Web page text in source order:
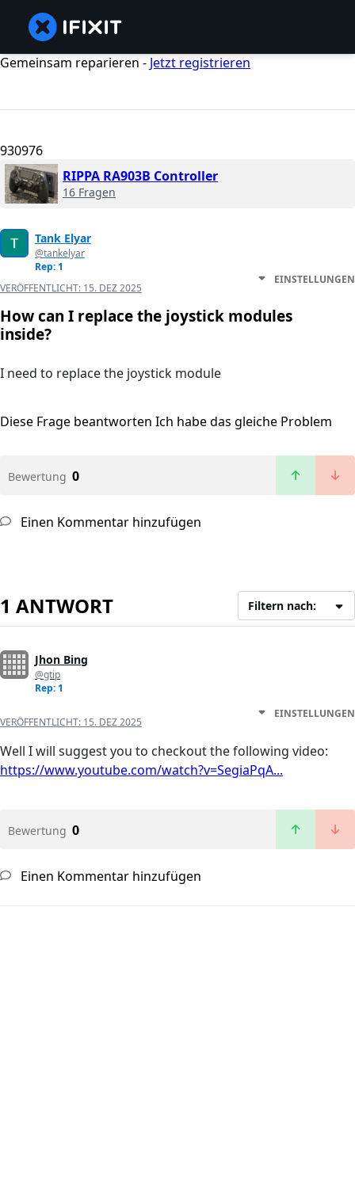
Gemeinsam reparieren - Jetzt registrieren
930976
RIPPA RA903B Controller
16 Fragen
Tank Elyar
@tankelyar
Rep: 1
VERÖFFENTLICHT: 15. DEZ 2025
EINSTELLUNGEN
How can I replace the joystick modules
inside?
I need to replace the joystick module
Diese Frage beantworten Ich habe das gleiche Problem
Bewertung 0
Einen Kommentar hinzufügen
1 ANTWORT Filtern nach:
Jhon Bing
@gtip
Rep: 1
VERÖFFENTLICHT: 15. DEZ 2025
EINSTELLUNGEN
Well I will suggest you to checkout the following video:
https://www.youtube.com/watch?v=SegiaPqA...
Bewertung 0
Einen Kommentar hinzufügen